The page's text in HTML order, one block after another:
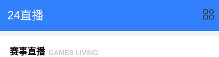
24直播
赛事直播 GAMES LIVING